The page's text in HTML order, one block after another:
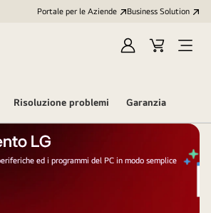
Portale per le Aziende Business Solution
AccediCart
Open
Risoluzione problemi Garanzia
LG
ed i programmi del PC in modo semplice